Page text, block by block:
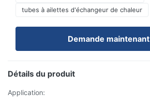
tubes à ailettes d'échangeur de chaleur
Demande maintenant
Détails du produit
Application: